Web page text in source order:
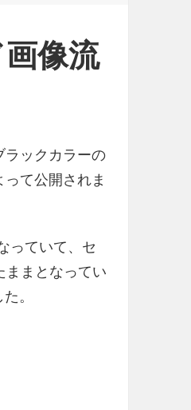
像流
ラックカラーの
て公開されま
っていて、セ
ままとなってい
。